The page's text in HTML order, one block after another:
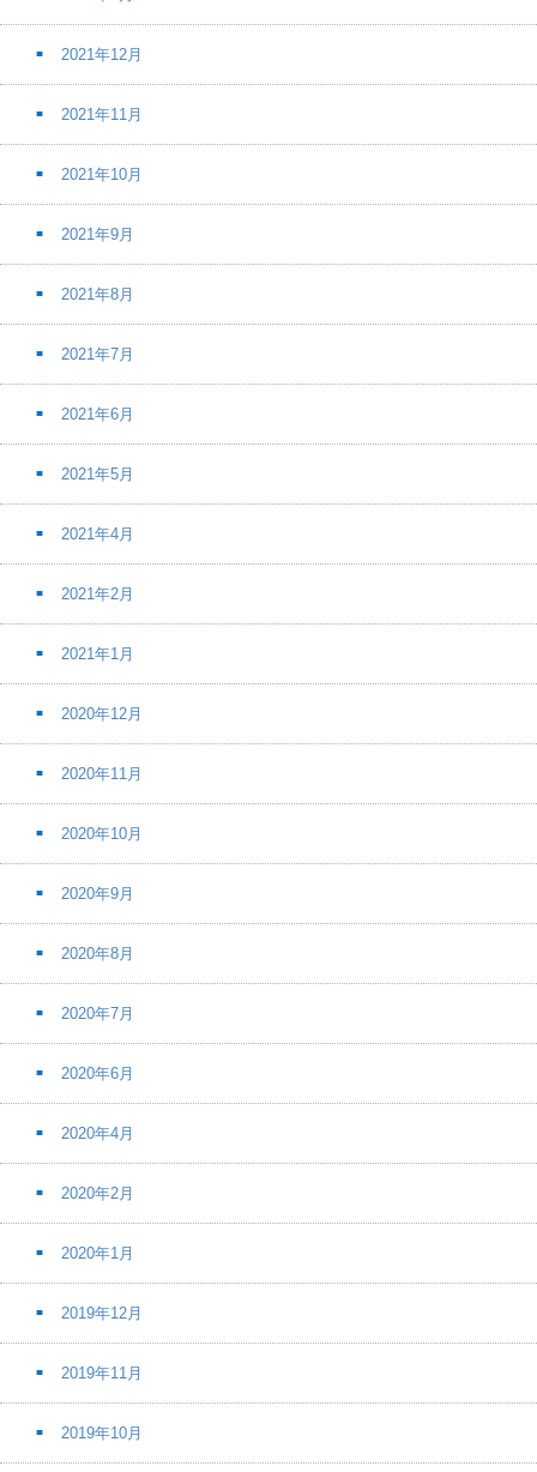
2021年12月
2021年11月
2021年10月
2021年9月
2021年8月
2021年7月
2021年6月
2021年5月
2021年4月
2021年2月
2021年1月
2020年12月
2020年11月
2020年10月
2020年9月
2020年8月
2020年7月
2020年6月
2020年4月
2020年2月
2020年1月
2019年12月
2019年11月
2019年10月